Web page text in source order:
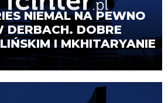
NIEMAL NA PEWNO
DERBACH. DOBRE
I MKHITARYANIE